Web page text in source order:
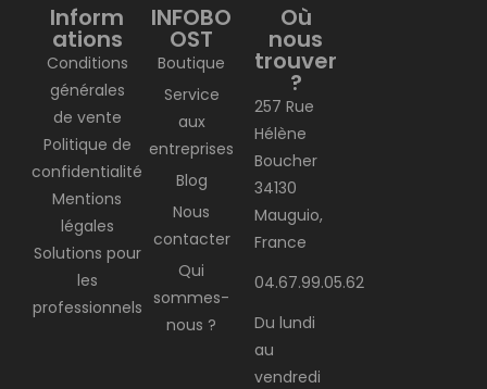
Inform
ations
Conditions
générales
de vente
Politique de
confidentialité
Mentions
légales
Solutions pour
les
professionnels
INFOBO
OST
Boutique
Service
aux
entreprises
Blog
Nous
contacter
Qui
sommes-
nous ?
Où
nous
trouver
?
257 Rue
Hélène
Boucher
34130
Mauguio,
France
04.67.99.05.62
Du lundi
au
vendredi